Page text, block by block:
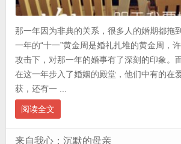
那一年因为非典的关系，很多人的婚期都拖
一年的“十一”黄金周是婚礼扎堆的黄金周，
攻击下，对那一年的婚事有了深刻的印象。
在这一年步入了婚姻的殿堂，他们中有的在
获，还有一 ...
阅读全文
来自我心：沉默的母亲